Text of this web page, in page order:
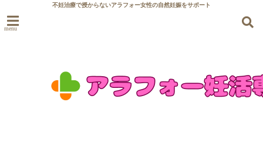
不妊治療で授からないアラフォー女性の自然妊娠をサポート
menu